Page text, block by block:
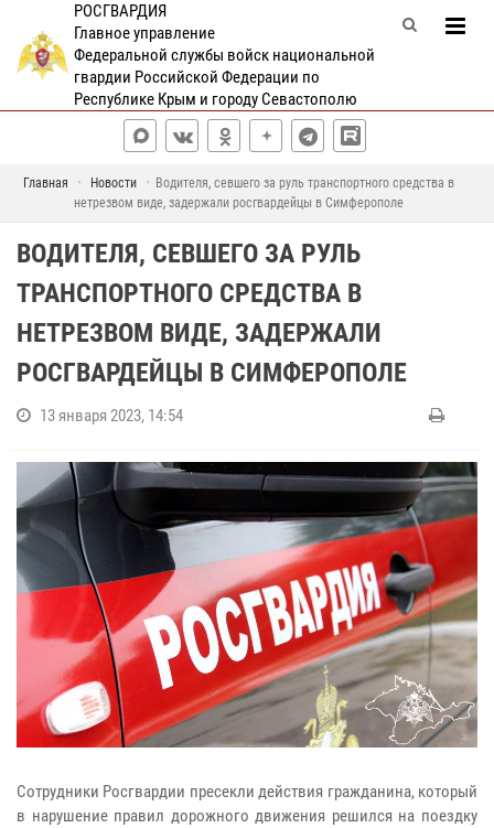
РОСГВАРДИЯ
Главное управление
Федеральной службы войск национальной
гвардии Российской Федерации по
Республике Крым и городу Севастополю
Главная Новости
Водителя, севшего за руль транспортного средства в
нетрезвом виде, задержали росгвардейцы в Симферополе
ВОДИТЕЛЯ, СЕВШЕГО ЗА РУЛЬ
ТРАНСПОРТНОГО СРЕДСТВА В
НЕТРЕЗВОМ ВИДЕ, ЗАДЕРЖАЛИ
РОСГВАРДЕЙЦЫ В СИМФЕРОПОЛЕ
13 января 2023, 14:54
Сотрудники Росгвардии пресекли действия гражданина, который
в нарушение правил дорожного движения решился на поездку